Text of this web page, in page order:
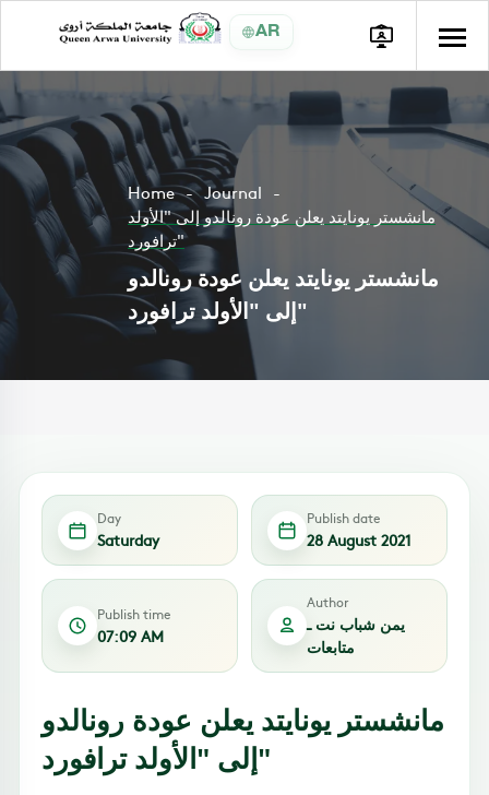
AR
Home
Journal
مانشستر يونايتد يعلن عودة رونالدو إلى "الأولد
ترافورد"
مانشستر يونايتد يعلن عودة رونالدو
إلى "الأولد ترافورد"
Day
Saturday
Publish date
28 August 2021
Publish time
07:09 AM
Author
يمن شباب نت ـ
متابعات
مانشستر يونايتد يعلن عودة رونالدو
إلى "الأولد ترافورد"